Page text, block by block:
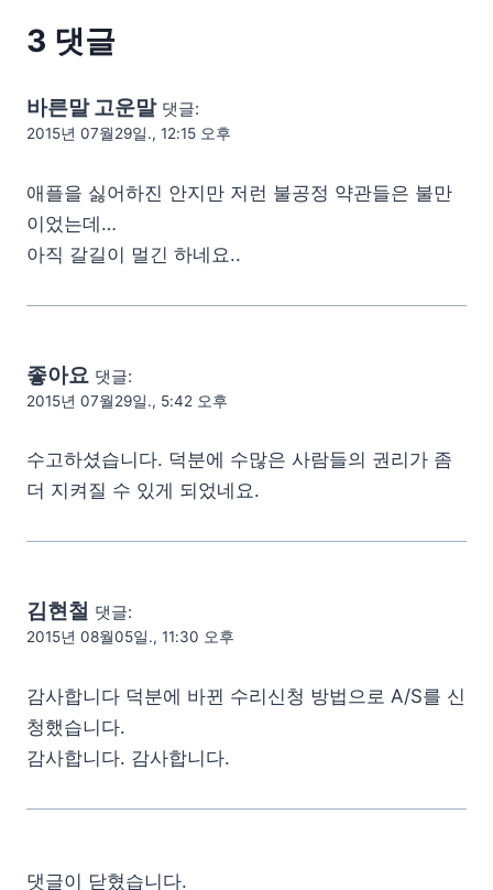
3 댓글
바른말 고운말 댓글:
2015년 07월29일., 12:15 오후
애플을 싫어하진 안지만 저런 불공정 약관들은 불만
이었는데…
아직 갈길이 멀긴 하네요..
좋아요 댓글:
2015년 07월29일., 5:42 오후
수고하셨습니다. 덕분에 수많은 사람들의 권리가 좀
더 지켜질 수 있게 되었네요.
김현철 댓글:
2015년 08월05일., 11:30 오후
감사합니다 덕분에 바뀐 수리신청 방법으로 A/S를 신
청했습니다.
감사합니다. 감사합니다.
댓글이 닫혔습니다.